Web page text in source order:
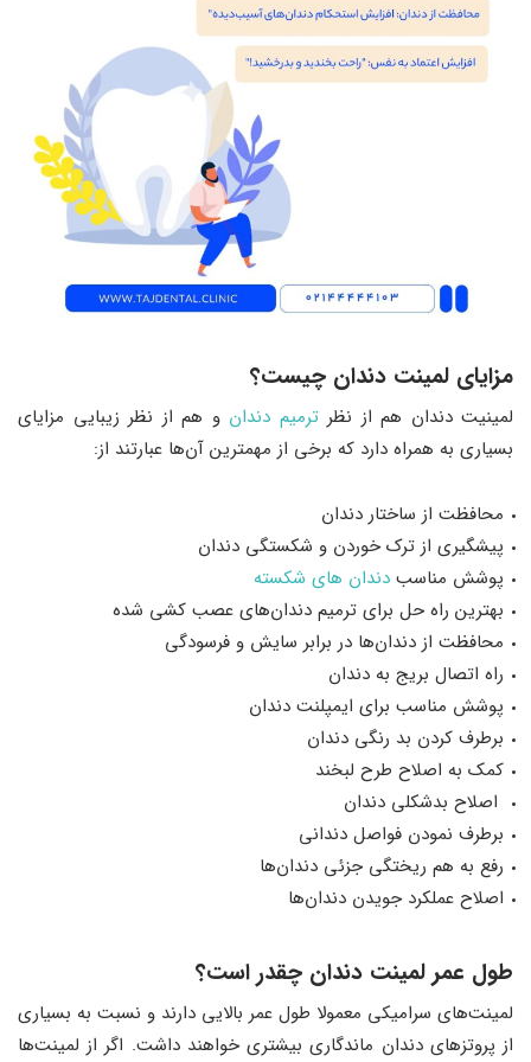
مزایای لمینت دندان چیست؟
لمینیت دندان هم از نظرترمیم دندان و هم از نظر زیبایی مزایای
بسیاری به همراه دارد که برخی از مهمترین آن‌ها عبارتند از:
محافظت از ساختار دندان
پیشگیری از ترک خوردن و شکستگی دندان
پوشش مناسب دندان های شکسته
بهترین راه حل برای ترمیم دندان‌های عصب کشی شده
محافظت از دندان‌ها در برابر سایش و فرسودگی
راه اتصال بریج به دندان
پوشش مناسب برای ایمپلنت دندان
برطرف کردن بد رنگی دندان
کمک به اصلاح طرح لبخند
اصلاح بدشکلی دندان
برطرف نمودن فواصل دندانی
رفع به‌ هم‌ ریختگی جزئی دندان‌ها
اصلاح عملکرد جویدن دندان‌ها
طول عمر لمینت دندان چقدر است؟
لمینت‌های سرامیکی معمولا طول عمر بالایی دارند و نسبت به بسیاری
از پروتزهای دندان ماندگاری‌ بیشتری خواهند داشت. اگر از لمینت‌ها